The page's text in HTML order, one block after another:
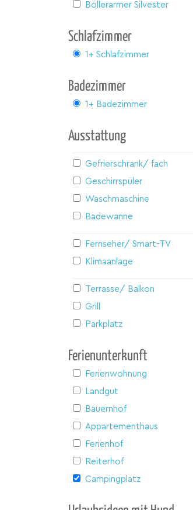
Böllerarmer Silvester
Schlafzimmer
1+ Schlafzimmer
Badezimmer
1+ Badezimmer
Ausstattung
Gefrierschrank/ fach
Geschirrspüler
Waschmaschine
Badewanne
Fernseher/ Smart-TV
Klimaanlage
Terrasse/ Balkon
Grill
Parkplatz
Ferienunterkunft
Ferienwohnung
Landgut
Bauernhof
Appartementhaus
Ferienhof
Reiterhof
Campingplatz